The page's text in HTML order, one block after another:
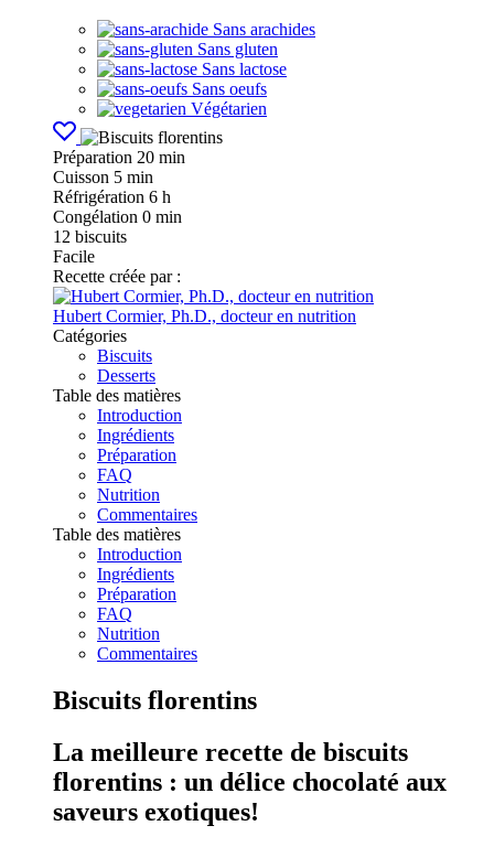
Sans arachides
Sans gluten
Sans lactose
Sans oeufs
Végétarien
Préparation 20 min
Cuisson 5 min
Réfrigération 6 h
Congélation 0 min
12 biscuits
Facile
Recette créée par :
Hubert Cormier, Ph.D., docteur en nutrition
Catégories
Biscuits
Desserts
Table des matières
Introduction
Ingrédients
Préparation
FAQ
Nutrition
Commentaires
Table des matières
Introduction
Ingrédients
Préparation
FAQ
Nutrition
Commentaires
Biscuits florentins
La meilleure recette de biscuits
florentins : un délice chocolaté aux
saveurs exotiques!